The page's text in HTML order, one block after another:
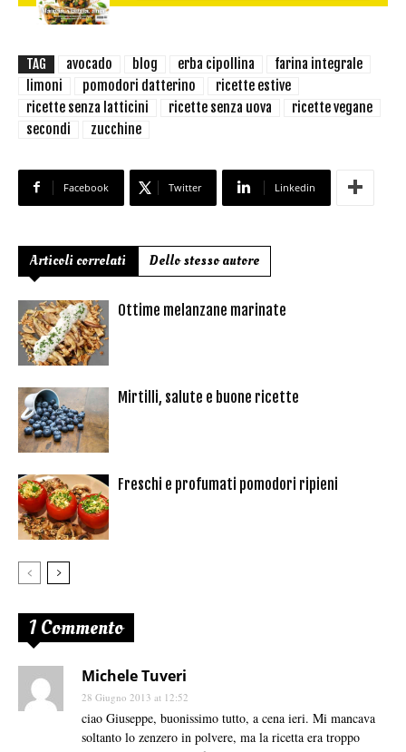
TAG avocado blog erba cipollina
farina integrale
limoni
pomodori datterino
ricette estive
ricette senza latticini
ricette senza uova
ricette vegane
secondi
zucchine
Facebook Twitter Linkedin
Articoli correlati Dello stesso autore
Ottime melanzane marinate
Mirtilli, salute e buone ricette
Freschi e profumati pomodori ripieni
1 Commento
Michele Tuveri
28 Giugno 2013 at 12:52
ciao Giuseppe, buonissimo tutto, a cena ieri. Mi mancava
soltanto lo zenzero in polvere, ma la ricetta era troppo